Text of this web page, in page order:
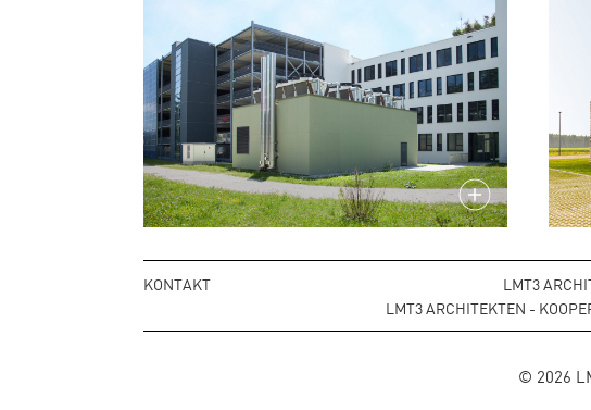
KONTAKT
LMT3
LMT3 ARCHITEKTEN -
© 2026